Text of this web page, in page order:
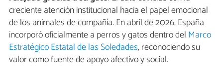
creciente atención institucional hacia el papel emocional
de los animales de compañía. En abril de 2026, España
incorporó oficialmente a perros y gatos dentro del Marco
Estratégico Estatal de las Soledades, reconociendo su
valor como fuente de apoyo afectivo y social.